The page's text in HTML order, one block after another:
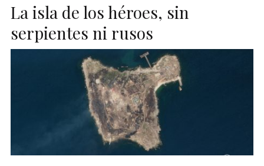
La isla de los héroes, sin
serpientes ni rusos